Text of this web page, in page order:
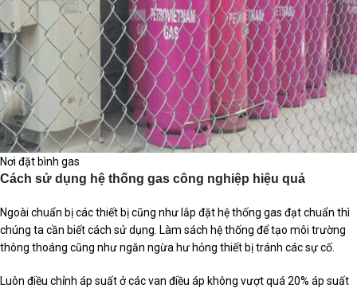
Nơi đặt bình gas
Cách sử dụng hệ thống gas công nghiệp hiệu quả
Ngoài chuẩn bị các thiết bị cũng như lắp đặt hệ thống gas đạt chuẩn thì
chúng ta cần biết cách sử dụng. Làm sách hệ thống để tạo môi trường
thông thoáng cũng như ngăn ngừa hư hỏng thiết bị tránh các sự cố.
Luôn điều chỉnh áp suất ở các van điều áp không vượt quá 20% áp suất